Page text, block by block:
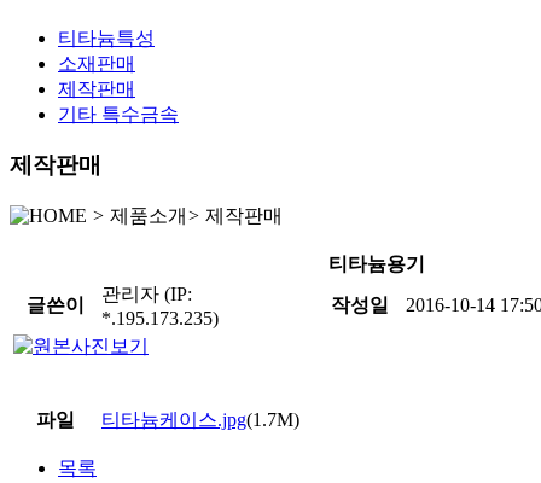
티타늄특성
소재판매
제작판매
기타 특수금속
제작판매
> 제품소개 > 제작판매
티타늄용기
글쓴이
관리자 (IP:
*.195.173.235)
작성일 2016-10-14
파일 티타늄케이스.jpg(1.7M)
목록